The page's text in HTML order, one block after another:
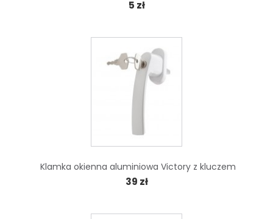
5 zł
Klamka okienna aluminiowa Victory z kluczem
39 zł